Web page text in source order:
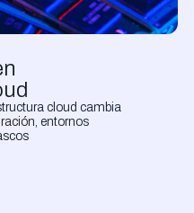
cloud cambia
entornos